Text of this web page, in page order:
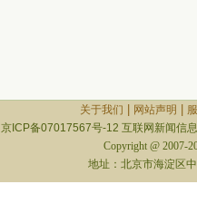
关于我们 网站声明
京ICP备07017567号-12 互联网新闻信
Copyright @ 2007-
地址：北京市海淀区